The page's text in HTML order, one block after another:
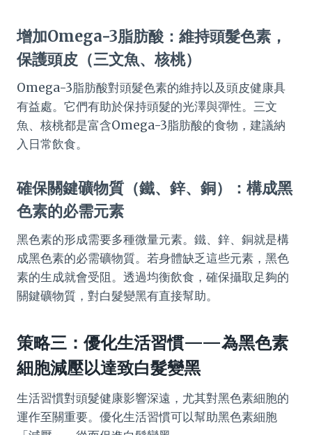
增加Omega-3脂肪酸：維持頭髮色素，
保護頭皮（三文魚、核桃）
Omega-3脂肪酸對頭髮色素的維持以及頭皮健康具
有益處。它們有助於保持頭髮的光澤與彈性。三文
魚、核桃都是富含Omega-3脂肪酸的食物，建議納
入日常飲食。
確保關鍵礦物質（鐵、鋅、銅）：構成黑
色素的必需元素
黑色素的形成需要多種微量元素。鐵、鋅、銅就是構
成黑色素的必需礦物質。若身體缺乏這些元素，黑色
素的生成就會受阻。透過均衡飲食，確保攝取足夠的
關鍵礦物質，對白髮變黑有直接幫助。
策略三：優化生活習慣——為黑色素
細胞減壓以達致白髮變黑
生活習慣對頭髮健康影響深遠，尤其對黑色素細胞的
運作至關重要。優化生活習慣可以幫助黑色素細胞